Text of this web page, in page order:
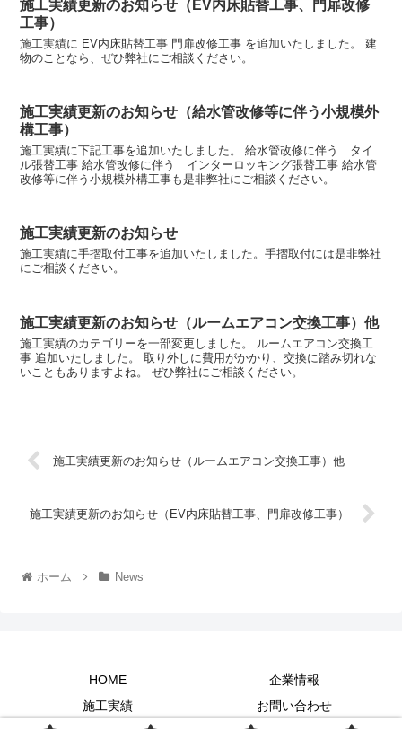
施工実績更新のお知らせ（EV内床貼替工事、門扉改修
工事）
施工実績に EV内床貼替工事 門扉改修工事 を追加いたしました。 建
物のことなら、ぜひ弊社にご相談ください。
施工実績更新のお知らせ（給水管改修等に伴う小規模外
構工事）
施工実績に下記工事を追加いたしました。 給水管改修に伴う タイ
ル張替工事 給水管改修に伴う インターロッキング張替工事 給水管
改修等に伴う小規模外構工事も是非弊社にご相談ください。
施工実績更新のお知らせ
施工実績に手摺取付工事を追加いたしました。手摺取付には是非弊社
にご相談ください。
施工実績更新のお知らせ（ルームエアコン交換工事）他
施工実績のカテゴリーを一部変更しました。 ルームエアコン交換工
事 追加いたしました。 取り外しに費用がかかり、交換に踏み切れな
いこともありますよね。 ぜひ弊社にご相談ください。
施工実績更新のお知らせ（ルームエアコン交換工事）他
施工実績更新のお知らせ（EV内床貼替工事、門扉改修工事）
ホーム News
HOME
企業情報
施工実績
お問い合わせ